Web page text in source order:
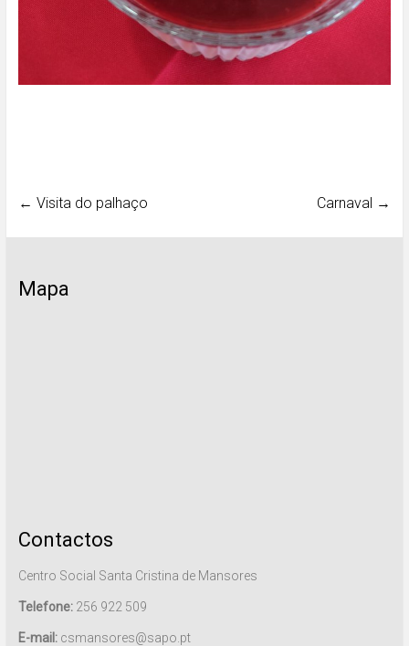
← Visita do palhaço Carnaval →
Mapa
Contactos
Centro Social Santa Cristina de Mansores
Telefone:256 922 509
E-mail:csmansores@sapo.pt